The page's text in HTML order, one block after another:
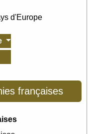
d'Europe
françaises